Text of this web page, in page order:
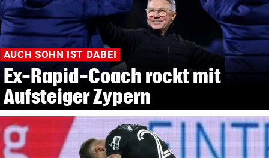
AUCH SOHN IST DABEI
Ex-Rapid-Coach rockt mit
Aufsteiger Zypern